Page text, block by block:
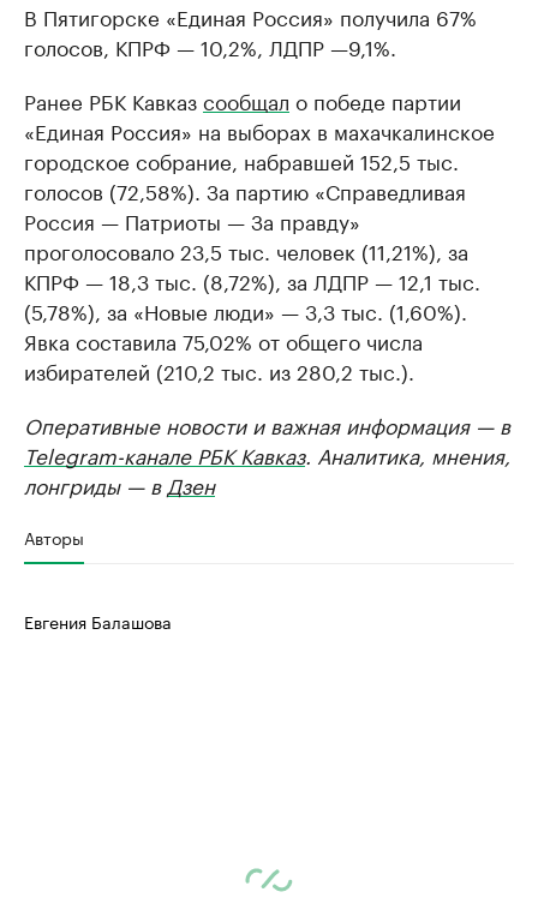
В Пятигорске «Единая Россия» получила 67%
голосов, КПРФ — 10,2%, ЛДПР —9,1%.
Ранее РБК Кавказсообщал о победе партии
«Единая Россия» на выборах в махачкалинское
городское собрание, набравшей 152,5 тыс.
голосов (72,58%). За партию «Справедливая
Россия — Патриоты — За правду»
проголосовало 23,5 тыс. человек (11,21%), за
КПРФ — 18,3 тыс. (8,72%), за ЛДПР — 12,1 тыс.
(5,78%), за «Новые люди» — 3,3 тыс. (1,60%).
Явка составила 75,02% от общего числа
избирателей (210,2 тыс. из 280,2 тыс.).
Оперативные новости и важная информация — в
Telegram-канале РБК Кавказ. Аналитика, мнения,
лонгриды — в Дзен
Авторы
Евгения Балашова